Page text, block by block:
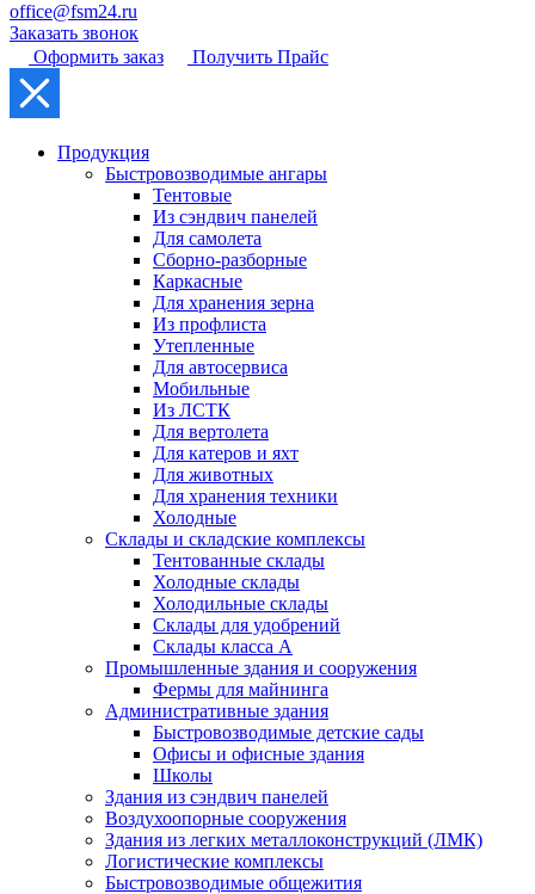
office@fsm24.ru
Заказать звонок
Оформить заказ
Получить Прайс
Продукция
Быстровозводимые ангары
Тентовые
Из сэндвич панелей
Для самолета
Сборно-разборные
Каркасные
Для хранения зерна
Из профлиста
Утепленные
Для автосервиса
Мобильные
Из ЛСТК
Для вертолета
Для катеров и яхт
Для животных
Для хранения техники
Холодные
Склады и складские комплексы
Тентованные склады
Холодные склады
Холодильные склады
Склады для удобрений
Склады класса А
Промышленные здания и сооружения
Фермы для майнинга
Административные здания
Быстровозводимые детские сады
Офисы и офисные здания
Школы
Здания из сэндвич панелей
Воздухоопорные сооружения
Здания из легких металлоконструкций (ЛМК)
Логистические комплексы
Быстровозводимые общежития